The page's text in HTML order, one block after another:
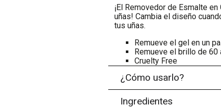
¡El Removedor de Esmalte
uñas! Cambia el diseño
tus uñas.
Remueve el gel en un
Remueve el brillo de 60
Cruelty Free
¿Cómo usarlo?
Ingredientes